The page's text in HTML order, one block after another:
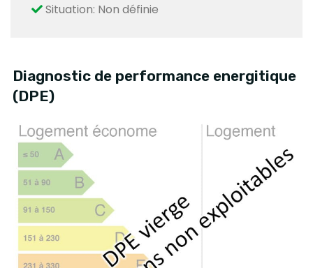
Situation: Non définie
Diagnostic de performance energitique
(DPE)